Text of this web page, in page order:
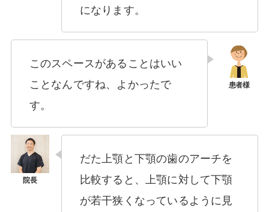
になります。
このスペースがあることはいい
ことなんですね、よかったで
す。
だた上顎と下顎の歯のアーチを
比較すると、上顎に対して下顎
が若干狭くなっているように見